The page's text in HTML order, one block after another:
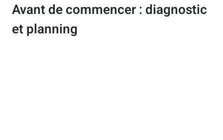
Avant de commencer : diagnostic
et planning